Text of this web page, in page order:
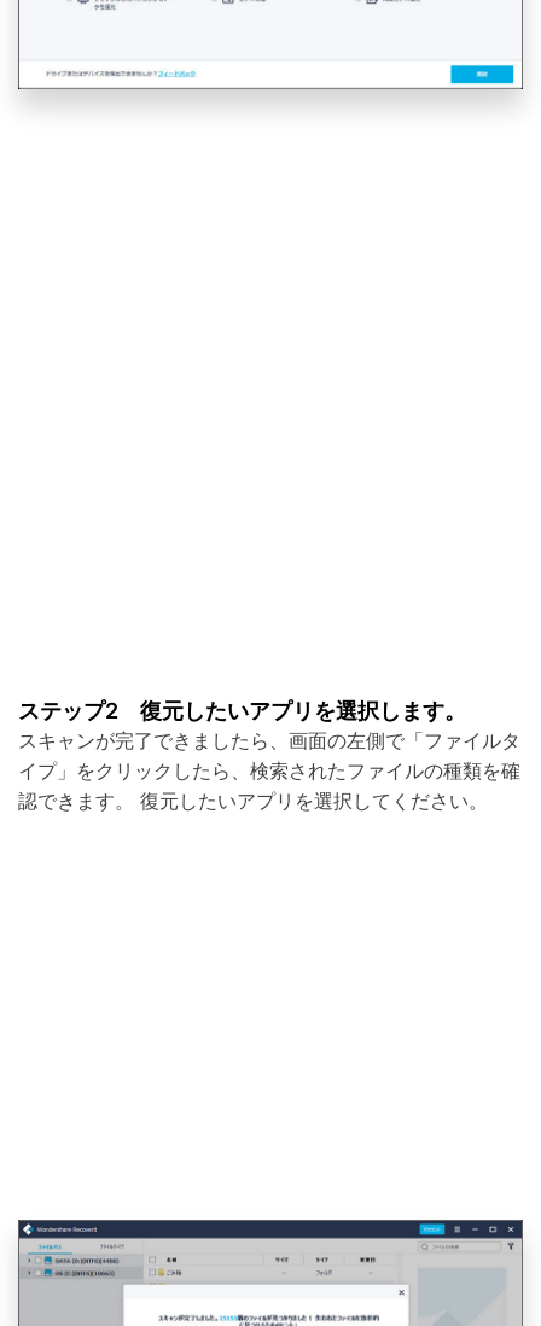
ステップ2 復元したいアプリを選択します。
スキャンが完了できましたら、画面の左側で「ファイルタ
イプ」をクリックしたら、検索されたファイルの種類を確
認できます。 復元したいアプリを選択してください。